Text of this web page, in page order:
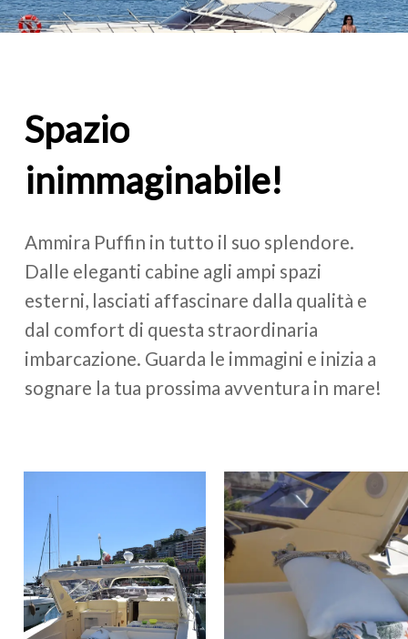
Spazio
inimmaginabile!
Ammira Puffin in tutto il suo splendore.
Dalle eleganti cabine agli ampi spazi
esterni, lasciati affascinare dalla qualità e
dal comfort di questa straordinaria
imbarcazione. Guarda le immagini e inizia a
sognare la tua prossima avventura in mare!